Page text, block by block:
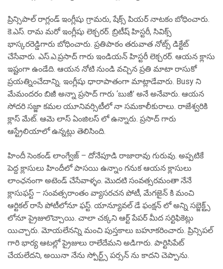
ప్రిన్సిపాల్ రాగ్లండ్ ఇంగ్లీషు గ్రామరు, షేక్స్ పియర్ నాటకం బోధించారు.
కె.ఎస్. రామ మరో ఇంగ్లీషు లెక్చరర్. బ్రిటీష్ హిస్టరీ, సివిక్స్
భాస్కరరెడ్డిగారు బోధించారు. ప్రతిపాఠం తరువాత నోట్స్ డిక్టేట్
చేసేవారు. ఎస్.ఎ.ప్రసాద్ గారు ఇండియన్ హిస్టరీ లెక్చరర్. ఆయన క్లాసు
ఇష్టంగా ఉండేది. ఆయన నోటి నుండి వచ్చిన ప్రతి మాటా రాసుకో
ప్రయత్నించేదాన్ని. ఇంగ్లీషు ధారాపాతంగా మాట్లాడేవారు. Busy ని
మేమందరం బిజీ అన్నా ప్రసాద్ గారు ‘బుజీ’ అనే అనేవారు. ఆయన
సోదరి సజ్జా కమల యూనివర్సిటీలో నా సమకాలీకురాలు. రాజేశ్వరికి
క్లాస్ మేట్. ఆమె లాస్ ఏంజిలస్ లో ఉన్నారు. ప్రసాద్ గారు
ఆస్ట్రేలియాలో ఉన్నట్లు తెలిసింది.
హిందీ సెంకండ్ లాంగ్వేజ్ – దోనేపూడి రాజారావు గురువు. అప్పటికే
పెద్ద క్లాసులు హిందీలో పాసయి ఉన్నాం గనుక ఆయన క్లాసులు
లాంఛనంగా అటెండ్ చేసేవాళ్ళం. మొదటి సంవత్సరమంతా నేనే
క్లాసుఫస్ట్ – సంవత్సరాంతం వ్యాసరచన పోటీ, మేగజైన్ కి మంచి
ఆర్టికల్ రాసే పోటీలోనూ ఫస్ట్. యాన్యూవల్ డే ఫంక్షన్ లో అన్ని సబ్జెక్ట్స్
లోనూ ప్రైజులొచ్చాయి. చాలా చక్కని ఆర్ట్ పేపర్ మీద సర్టిఫికెట్లు
యిచ్చారు. మోయలేనన్ని మంచి పుస్తకాలు బహూకరించారు. ప్రిన్సిపల్
గారి భార్య ఆటల్లో ప్రైజులు రాలేదేమని అడిగారు. పార్టిసిపేట్
చేయలేదని, అయినా నేను స్పోర్ట్స్ పర్సన్ ను కాదని చెప్పాను.